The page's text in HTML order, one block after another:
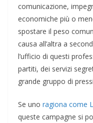
comunicazione,
economiche più o
spostare il peso
causa all’altra a
l’ufficio di questi
partiti, dei servizi
grande gruppo di
Se uno ragiona come
queste campagne si